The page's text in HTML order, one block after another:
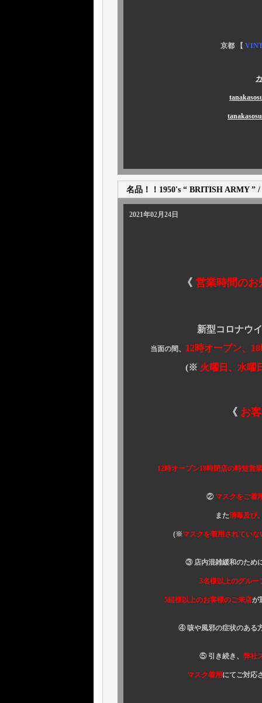
京都 【
名品！！1950's “ BRITISH ARMY ”
2021年02月24日
《 営業時間の
新型コロナウイルス
当面の間、 12時オープン、
(※ 火曜日、水曜
《 お
12時オープン18時閉店の時短営業
② マスクをご着
また消毒及び
(※マスクを着用されてい
③ 店内混雑緩和のために
3名様以上のグルー
5組様以上のお客様のご来店が
④ 咳や風邪の症状のある方
⑤ 引き続き、 弊社
マスク着用 にてご対応